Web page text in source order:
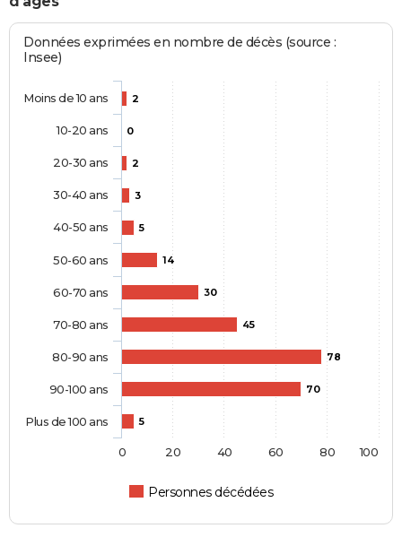
Données exprimées en nombre de décès (source :
Insee)
2
0
2
3
5
14
30
45
78
70
5
Personnes décédées
Moins de 10 ans
10-20 ans
20-30 ans
30-40 ans
40-50 ans
50-60 ans
60-70 ans
70-80 ans
80-90 ans
90-100 ans
Plus de 100 ans
0 20 40 60 80 100